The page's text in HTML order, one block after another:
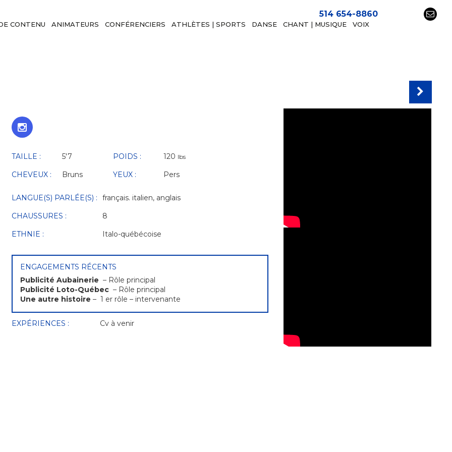
514 654-8860
CONTENU ANIMATEURS CONFÉRENCIERS ATHLÈTES | SPORTS DANSE CHANT | MUSIQUE VOIX
TAILLE : 5'7 POIDS : 120 lbs
CHEVEUX : Bruns YEUX : Pers
LANGUE(S) PARLÉE(S) :
français. italien, anglais
CHAUSSURES :
8
ETHNIE :
Italo-québécoise
ENGAGEMENTS RÉCENTS
Publicité Aubainerie – Rôle principal
Publicité Loto-Québec – Rôle principal
Une autre histoire – 1 er rôle – intervenante
EXPÉRIENCES : Cv à venir